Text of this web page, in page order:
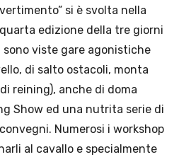
si è svolta nella
edizione della tre giorni
sono viste gare agonistiche
di salto ostacoli, monta
reining), anche di doma
Show ed una nutrita serie di
Numerosi i workshop
al cavallo e specialmente